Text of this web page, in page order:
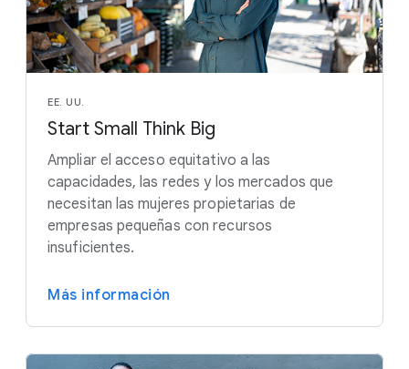
EE. UU.
Start Small Think Big
Ampliar el acceso equitativo a las
capacidades, las redes y los mercados que
necesitan las mujeres propietarias de
empresas pequeñas con recursos
insuficientes.
Más información